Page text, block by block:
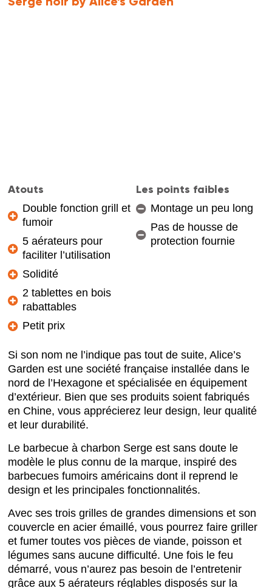
Atouts
Double fonction grill et
fumoir
5 aérateurs pour
faciliter l’utilisation
Solidité
2 tablettes en bois
rabattables
Petit prix
Les points faibles
Montage un peu long
Pas de housse de
protection fournie
Si son nom ne l’indique pas tout de suite, Alice’s
Garden est une société française installée dans le
nord de l’Hexagone et spécialisée en équipement
d’extérieur. Bien que ses produits soient fabriqués
en Chine, vous apprécierez leur design, leur qualité
et leur durabilité.
Le barbecue à charbon Serge est sans doute le
modèle le plus connu de la marque, inspiré des
barbecues fumoirs américains dont il reprend le
design et les principales fonctionnalités.
Avec ses trois grilles de grandes dimensions et son
couvercle en acier émaillé, vous pourrez faire griller
et fumer toutes vos pièces de viande, poisson et
légumes sans aucune difficulté. Une fois le feu
démarré, vous n’aurez pas besoin de l’entretenir
grâce aux 5 aérateurs réglables disposés sur la